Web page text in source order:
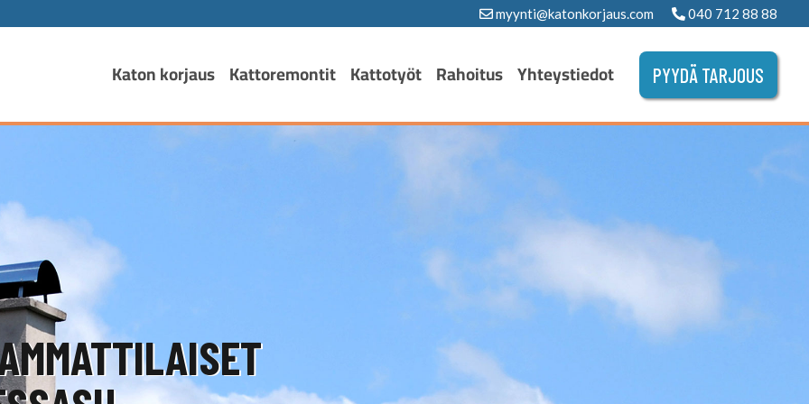
myynti@katonkorjaus.com 040 712 88 88
Katon korjaus Kattoremontit Kattotyöt Rahoitus Yhteystiedot PYYDÄ TARJOUS